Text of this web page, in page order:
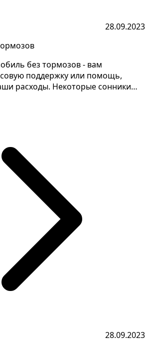
28.09.2023
без тормозов - вам
поддержку или помощь,
расходы. Некоторые сонники
28.09.2023